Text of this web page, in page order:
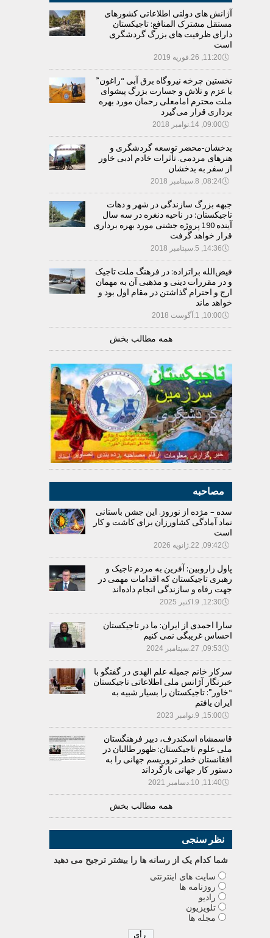
آژانش های دولتی اطلاعاتی کشورهای
مستقل مشترک المنافع: تاجیکستان
دارای ظرفیت های بزرگ گردشگری
است
🕔11:20, 26.فوریه 2019
نخستین چرخه نیروگاه برق آبی “راغون”
با عزم و تلاش و جسارت بزرگ پیشوای
ملت محترم امامعلی رحمان مورد بهره
برداری قرار می‌گیرد
🕔09:00, 14.نوامبر 2018
بدخشان-محضر توسعه گردشگری و
هنرهای مردمی. تأثرات خادم ادبی خاور
از سفر به بدخشان
🕔08:24, 8.سپتامبر 2018
جبهه بزرگ سازندگی در شهر و دهات
تاجیکستان: در ناحیه دنغره در سه سال
آینده 190 پروژه جشنی مورد بهره برداری
قرار خواهد گرفت
🕔14:36, 5.سپتامبر 2018
فیض‌الله براتزاده: در فرهنگ ملت تاجیک
و در مقررات دینی و مذهبی آن به مهمان
ارج و احترام گذاشتن در مقام اول بود و
خواهد ماند
🕔10:00, 1.آگوست 2018
همه مطالب بخش
مصاحبه
سده – مژده از نوروز. این جشن باستانی
نماد آمادگی کشاورزان برای کاشت و کار
است
🕔09:42, 22.ژانویه 2026
پاول زاروبین: آفرین به مردم تاجیک و
رهبری تاجیکستان که اقدامات مهمی در
جهت رفاه و سازندگی انجام داده‌اند
🕔12:30, 9.اکتبر 2025
سارا احمدی از ایران: ما در تاجیکستان
احساس غریبگی نمی کنیم
🕔09:53, 27.سپتامبر 2024
سرکار خانم جمیله علم الهدی در گفتگو با
خبرنگار آژانس ملی اطلاعاتی تاجیکستان
“خاور”: تاجیکستان را بسیار شبیه به
ایران یافتم
🕔15:00, 9.نوامبر 2023
قاسمشاه اسکندرف، دبیر فرهنگستان
ملی علوم تاجیکستان: ظهور طالبان در
افغانستان خطر تروریسم جهانی را به
دستور کار جهانی بازگرداند
🕔11:40, 10.دسامبر 2021
همه مطالب بخش
نظر سنجی
شما کدام يک از رسانه ها را بيشتر ترجيح می دهيد
سایت های اینترنتی
روزنامه ها
رادیو
تلویزیون
مجله ها